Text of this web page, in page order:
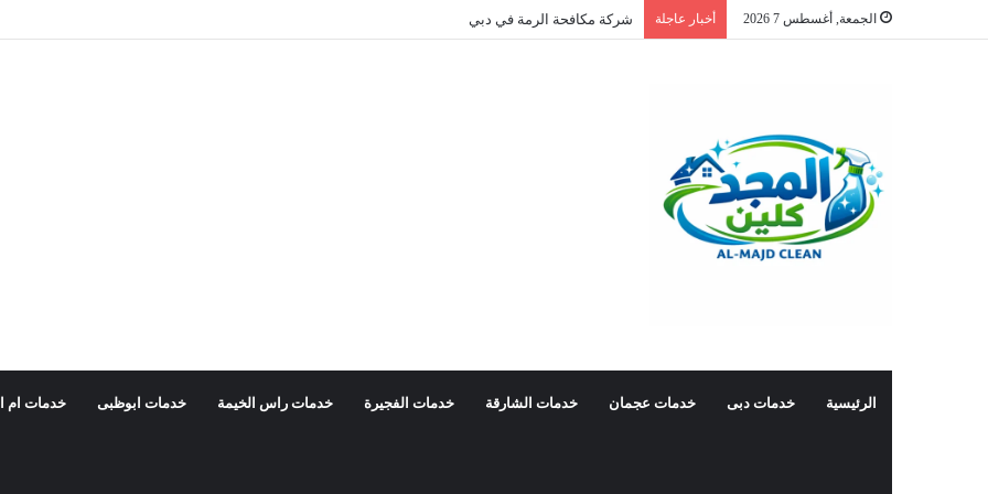
الجمعة, أغسطس 7 2026 أخبار عاجلة شركة مكافحة الرمة في دبي
الرئيسية خدمات دبى خدمات عجمان خدمات الشارقة خدمات الفجيرة خدمات راس الخيمة خدمات ابوظبى خدمات ام